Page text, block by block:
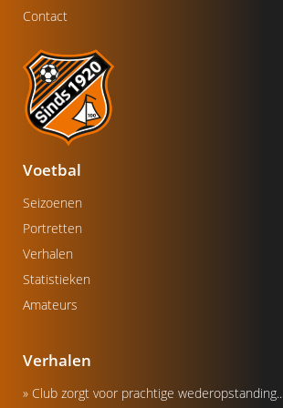
Contact
Voetbal
Seizoenen
Portretten
Verhalen
Statistieken
Amateurs
Verhalen
» Club zorgt voor prachtige wederopstanding..